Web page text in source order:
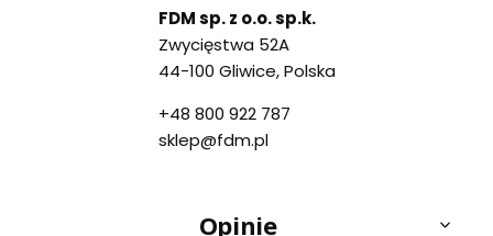
FDM sp. z o.o. sp.k.
Zwycięstwa 52A
44-100 Gliwice, Polska
+48 800 922 787
sklep@fdm.pl
Opinie